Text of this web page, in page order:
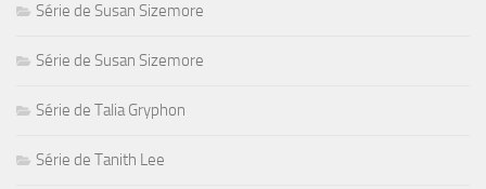
Série de Susan Sizemore
Série de Susan Sizemore
Série de Talia Gryphon
Série de Tanith Lee